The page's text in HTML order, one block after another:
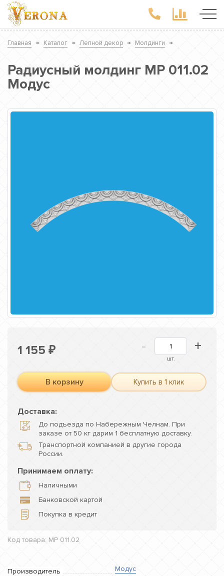
Главная → Каталог → Лепной декор → Молдинги →
Радиусный молдинг МР 011.02
Модус
1 155 ₽ - +
шт.
В корзину Купить в 1 клик
Доставка:
До подъезда по Набережным Челнам. При
заказе от 50 кг дарим 1 бесплатную доставку.
Транспортной компанией в другие города
России.
Принимаем оплату:
Наличными
Банковской картой
Покупка в кредит
Код товара: МР 011.02
Производитель
Модус